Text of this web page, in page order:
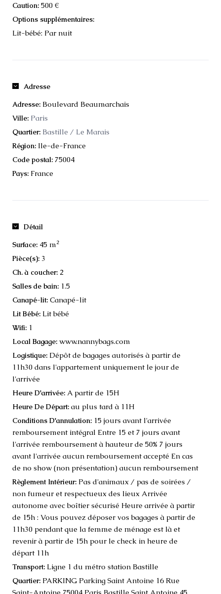
Caution: 500 €
Options supplémentaires:
Lit-bébé: Par nuit
Adresse
Adresse: Boulevard Beaumarchais
Ville: Paris
Quartier: Bastille / Le Marais
Région: Ile-de-France
Code postal: 75004
Pays: France
Détail
Surface: 45 m2
Pièce(s): 3
Ch. à coucher: 2
Salles de bain: 1.5
Canapé-lit: Canapé-lit
Lit Bébé: Lit bébé
Wifi: 1
Local Bagage: www.nannybags.com
Logistique: Dépôt de bagages autorisés à partir de
11h30 dans l'appartement uniquement le jour de
l'arrivée
Heure D'arrivée: A partir de 15H
Heure De Départ: au plus tard à 11H
Conditions D'annulation: 15 jours avant l'arrivée
remboursement intégral Entre 15 et 7 jours avant
l'arrivée remboursement à hauteur de 50% 7 jours
avant l'arrivée aucun remboursement accepté En cas
de no show (non présentation) aucun remboursement
Règlement Intérieur: Pas d'animaux / pas de soirées /
non fumeur et respectueux des lieux Arrivée
autonome avec boîtier sécurisé Heure arrivée à partir
de 15h : Vous pouvez déposer vos bagages à partir de
11h30 pendant que la femme de ménage est là et
revenir à partir de 15h pour le check in heure de
départ 11h
Transport: Ligne 1 du métro station Bastille
Quartier: PARKING Parking Saint Antoine 16 Rue